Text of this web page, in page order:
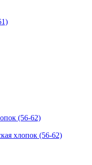
хлопок (56-62)